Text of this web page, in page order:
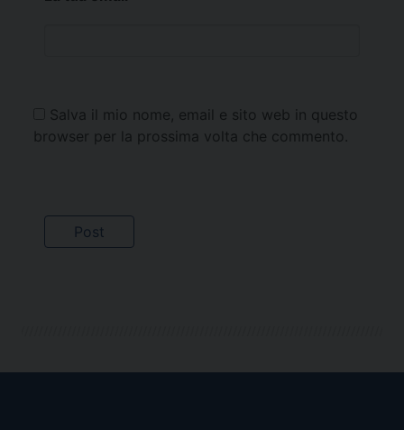
Salva il mio nome, email e sito web in questo
browser per la prossima volta che commento.